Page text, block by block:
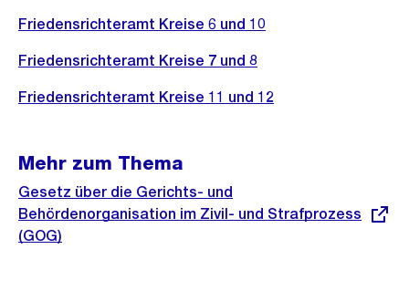
Friedensrichteramt Kreise 6 und 10
Friedensrichteramt Kreise 7 und 8
Friedensrichteramt Kreise 11 und 12
Mehr zum Thema
Externer
Link:
Gesetz über die Gerichts- und
Behördenorganisation im Zivil- und Strafprozess
(GOG)